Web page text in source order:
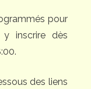
pour
inscrire dès
des liens